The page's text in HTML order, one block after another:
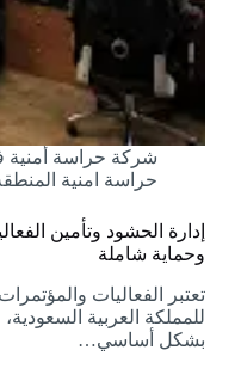
شركة حراسة أمنية
حراسة امنية
إدارة الحشود وتأمين
وحماية شاملة
تعتبر الفعاليات
للمملكة العربية
بشكل أساسي…